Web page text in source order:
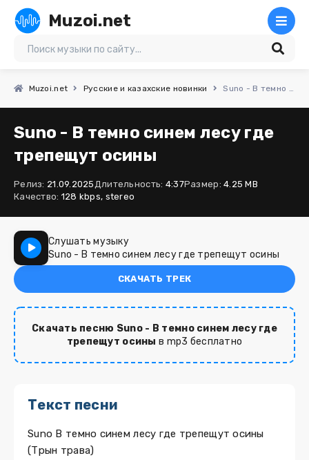
Muzoi.net
Muzoi.net Русские и казахские новинки Suno - В темно синем лесу где трепещут осины
Suno - В темно синем лесу где
трепещут осины
Релиз: 21.09.2025Длительность: 4:37Размер: 4.25 MB
Качество: 128 kbps, stereo
Слушать музыку
Suno - В темно синем лесу где трепещут осины
СКАЧАТЬ ТРЕК
Скачать песню Suno - В темно синем лесу где
трепещут осины в mp3 бесплатно
Текст песни
Suno В темно синем лесу где трепещут осины
(Трын трава)